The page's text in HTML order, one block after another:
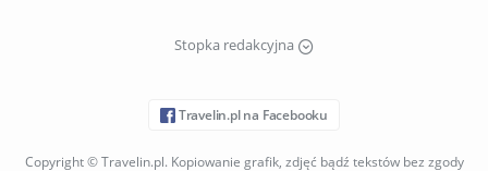
Stopka redakcyjna
Travelin.pl na Facebooku
Copyright © Travelin.pl. Kopiowanie grafik, zdjęć bądź tekstów bez zgody